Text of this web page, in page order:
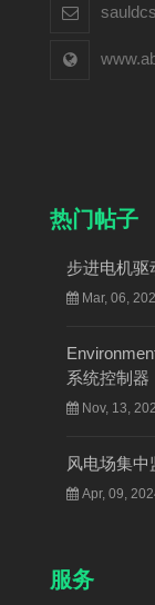
热门帖子
步进电机驱
Mar, 06,
系统控制器
Nov, 13,
风电场集
Apr, 09,
服务